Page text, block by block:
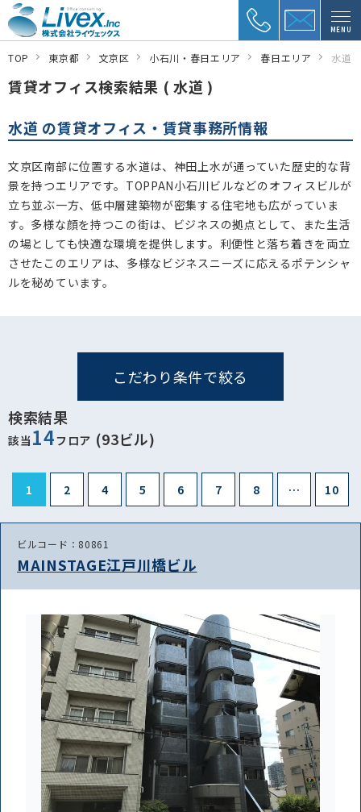
MENU
TOP 東京都 文京区 小石川・春日エリア 春日エリア 水道
賃貸オフィス検索結果 ( 水道 )
水道 の賃貸オフィス・賃貸事務所情報
文京区南部に位置する水道は、神田上水が通っていた歴史的な背
景を持つエリアです。TOPPAN小石川ビルなどのオフィスビルが
立ち並ぶ一方、低中層建築物が密集する住宅地も広がっていま
す。多様な顔を持つこの街は、ビジネスの拠点として、また生活
の場としても快適な環境を提供します。利便性と落ち着きを両立
させたこのエリアは、多様なビジネスニーズに応えるポテンシャ
ルを秘めています。
こだわり条件で絞る
検索結果
該当 14 フロア (93ビル)
1 2 4 5 6 7 8 … 10
ビルコード：80861
MAINSTAGE江戸川橋ビル